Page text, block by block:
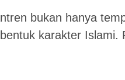
bukan hanya
karakter Islami.